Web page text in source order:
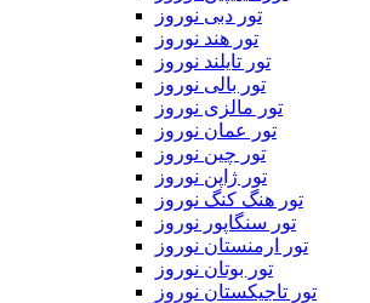
تور دبی نوروز
تور هند نوروز
تور تایلند نوروز
تور بالی نوروز
تور مالزی نوروز
تور عمان نوروز
تور چین نوروز
تور ژاپن نوروز
تور هنگ کنگ نوروز
تور سنگاپور نوروز
تور ارمنستان نوروز
تور بوتان نوروز
تور تاجیکستان نوروز